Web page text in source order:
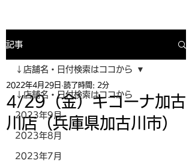
記事
↓店舗名・日付検索はココから
2023年9月
2023年8月
2023年7月
↓店舗名・日付検索はココから
4/29（金）キコーナ加古
川店（兵庫県加古川市）
2022年4月29日 読了時間: 2分